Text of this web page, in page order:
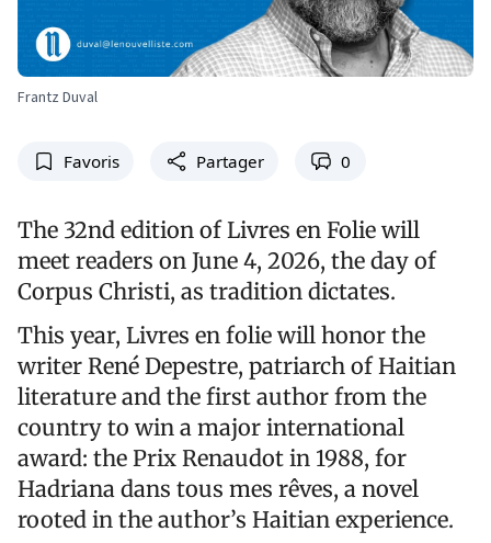
Frantz Duval
Favoris Partager 0
The 32nd edition of Livres en Folie will
meet readers on June 4, 2026, the day of
Corpus Christi, as tradition dictates.
This year, Livres en folie will honor the
writer René Depestre, patriarch of Haitian
literature and the first author from the
country to win a major international
award: the Prix Renaudot in 1988, for
Hadriana dans tous mes rêves, a novel
rooted in the author’s Haitian experience.